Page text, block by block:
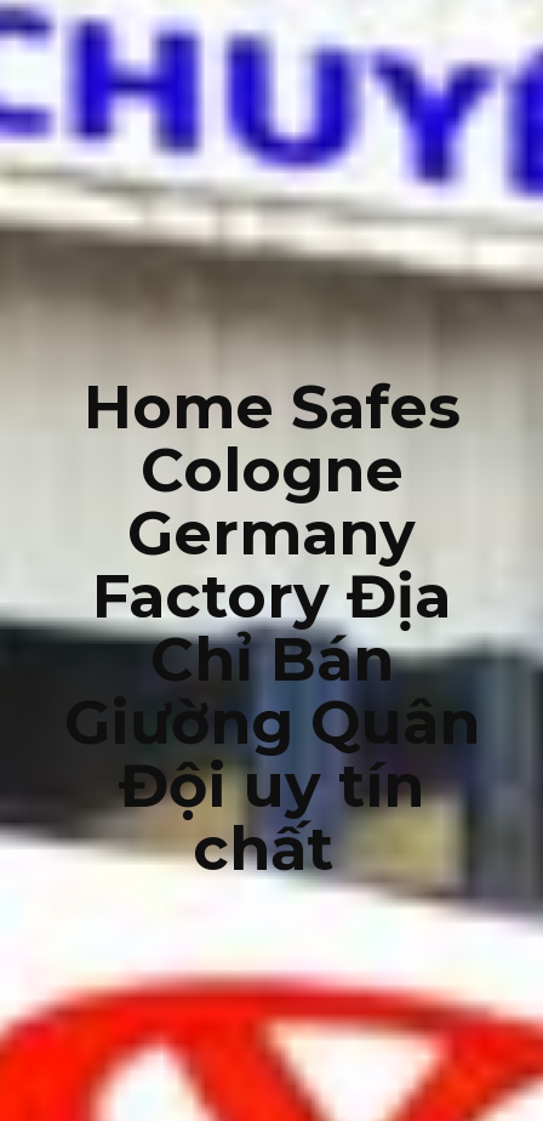
Home Safes
Cologne
Germany
Factory Địa
Chỉ Bán
Giường Quân
Đội uy tín
chất